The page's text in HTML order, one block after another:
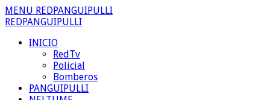
MENU REDPANGUIPULLI
REDPANGUIPULLI
INICIO
RedTv
Policial
Bomberos
PANGUIPULLI